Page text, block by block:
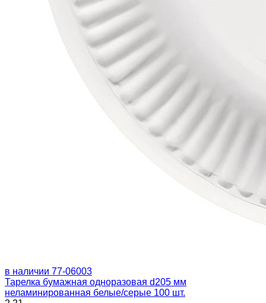
в наличии 77-06003
Тарелка бумажная одноразовая d205 мм
неламинированная белые/серые 100 шт.